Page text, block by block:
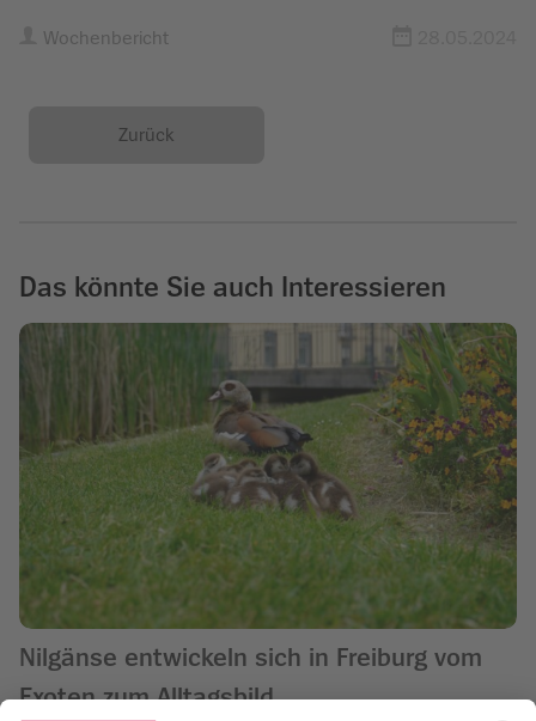
Wochenbericht
Zurück
Das könnte Sie auch Interessieren
Nilgänse entwickeln sich in Freiburg vom
Exoten zum Alltagsbild